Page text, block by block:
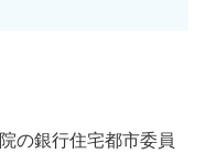
の銀行住宅都市委員